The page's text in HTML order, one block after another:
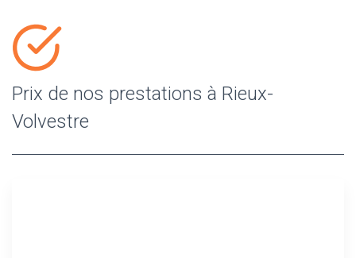
Prix de nos prestations à Rieux-
Volvestre